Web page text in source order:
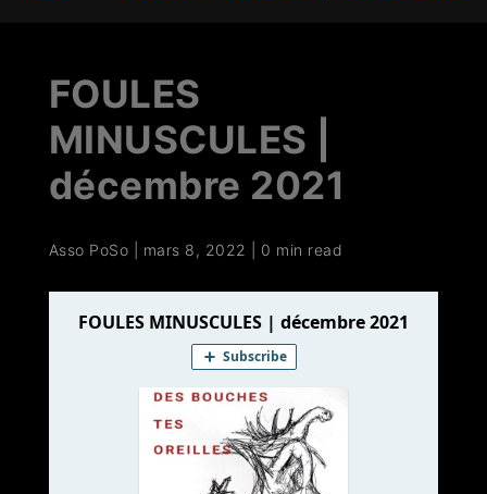
FOULES
MINUSCULES |
décembre 2021
Asso PoSo mars 8, 2022 0 min read